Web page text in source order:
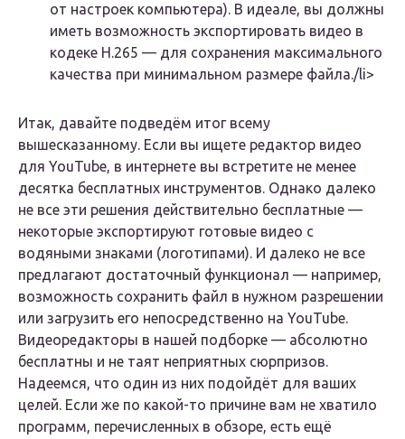
от настроек компьютера). В идеале, вы должны
иметь возможность экспортировать видео в
кодеке H.265 — для сохранения максимального
качества при минимальном размере файла./li>
Итак, давайте подведём итог всему
вышесказанному. Если вы ищете редактор видео
для YouTube, в интернете вы встретите не менее
десятка бесплатных инструментов. Однако далеко
не все эти решения действительно бесплатные —
некоторые экспортируют готовые видео с
водяными знаками (логотипами). И далеко не все
предлагают достаточный функционал — например,
возможность сохранить файл в нужном разрешении
или загрузить его непосредственно на YouTube.
Видеоредакторы в нашей подборке — абсолютно
бесплатны и не таят неприятных сюрпризов.
Надеемся, что один из них подойдёт для ваших
целей. Если же по какой-то причине вам не хватило
программ, перечисленных в обзоре, есть ещё